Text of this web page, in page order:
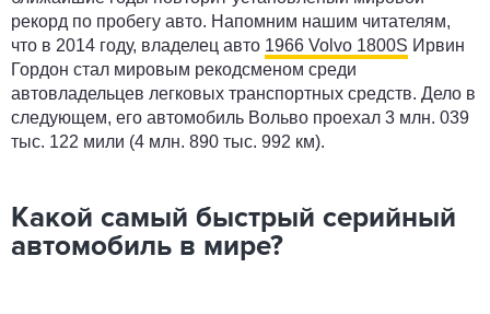
рекорд по пробегу авто. Напомним нашим читателям,
что в 2014 году, владелец авто 1966 Volvo 1800S Ирвин
Гордон стал мировым рекодсменом среди
автовладельцев легковых транспортных средств. Дело в
следующем, его автомобиль Вольво проехал 3 млн. 039
тыс. 122 мили (4 млн. 890 тыс. 992 км).
Какой самый быстрый серийный
автомобиль в мире?